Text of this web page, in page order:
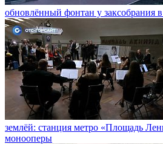
обновлённый фонтан у заксобрания
землёй: станция метро «Площадь
монооперы